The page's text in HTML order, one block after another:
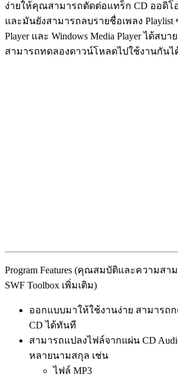
ง่ายให้คุณสามารถตัดต่อแทร็ก CD ออดิโ
และมันยังสามารถลบรายชื่อเพลง Playlist
Player และ Windows Media Player ได้สบ
สามารถทดลองดาวน์โหลดไปใช้งานกันไ
Program Features (คุณสมบัติและความส
SWF Toolbox เพิ่มเติม)
ออกแบบมาให้ใช้งานง่าย สามารถ
CD ได้ทันที
สามารถแปลงไฟล์จากแผ่น CD
หลายนามสกุล เช่น
ไฟล์ MP3